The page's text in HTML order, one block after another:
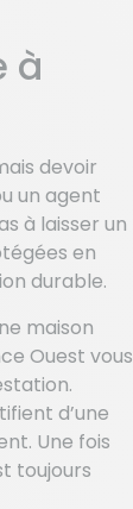
à
devoir
un agent
à laisser un
en
durable.
maison
Ouest vous
d’une
Une fois
toujours